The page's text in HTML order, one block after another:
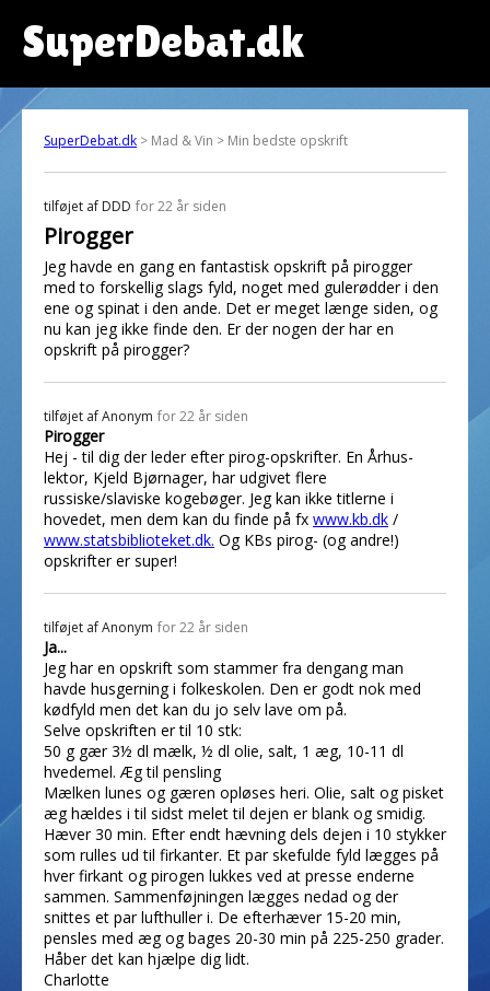
SuperDebat.dk
SuperDebat.dk > Mad & Vin > Min bedste opskrift
tilføjet af DDD for 22 år siden
Pirogger
Jeg havde en gang en fantastisk opskrift på pirogger
med to forskellig slags fyld, noget med gulerødder i den
ene og spinat i den ande. Det er meget længe siden, og
nu kan jeg ikke finde den. Er der nogen der har en
opskrift på pirogger?
tilføjet afAnonym for 22 år siden
Pirogger
Hej - til dig der leder efter pirog-opskrifter. En Århus-
lektor, Kjeld Bjørnager, har udgivet flere
russiske/slaviske kogebøger. Jeg kan ikke titlerne i
hovedet, men dem kan du finde på fx www.kb.dk /
www.statsbiblioteket.dk. Og KBs pirog- (og andre!)
opskrifter er super!
tilføjet afAnonym for 22 år siden
Ja...
Jeg har en opskrift som stammer fra dengang man
havde husgerning i folkeskolen. Den er godt nok med
kødfyld men det kan du jo selv lave om på.
Selve opskriften er til 10 stk:
50 g gær 3½ dl mælk, ½ dl olie, salt, 1 æg, 10-11 dl
hvedemel. Æg til pensling
Mælken lunes og gæren opløses heri. Olie, salt og pisket
æg hældes i til sidst melet til dejen er blank og smidig.
Hæver 30 min. Efter endt hævning dels dejen i 10 stykker
som rulles ud til firkanter. Et par skefulde fyld lægges på
hver firkant og pirogen lukkes ved at presse enderne
sammen. Sammenføjningen lægges nedad og der
snittes et par lufthuller i. De efterhæver 15-20 min,
pensles med æg og bages 20-30 min på 225-250 grader.
Håber det kan hjælpe dig lidt.
Charlotte